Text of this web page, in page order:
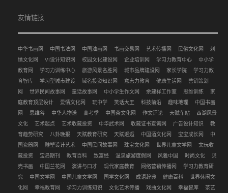
友情链接
中华书画网 中国书法网 中国油画网 书画交易网 艺术传播网 民俗文化网
刺
绣文化网
VI设计知识网 校园文化建设网 企业培训网 学习力教育中心
中小学
教育网
学习力训练中心 旅游风景名胜网 城市品牌建设网 家长学院
学习力教
育智库
学习型城市建设 域名投资知识网 意志力教育 健康生活网
营销策划
网
世界民间故事网 童话故事网 中小学生作文网 余建祥工作室 思维训练
家
庭教育顶层设计
爱情文化网 玩中学 笑话大王 科技前沿 趣味地理
中国书画
网
思维谷 中华人物谱 高考季 中国茶文化网 作文评论 天赋车站
西湖风景
文化
艺术起点 艺术收藏投资 中华武术网 收藏证书查询网 广告设计知识
教
育趋势研究
八卦晚报 天赋教育研究 天赋邂逅 中国酒文化网 宝宝成长网
中
国瓷器网
雕塑设计艺术 中国民间故事网 珠宝文化网 世界儿童文学网
文玩收
藏投资
宝岛期刊 教育百科 致富经 温泉旅游度假网 风雅中国 时尚文化
贝
壳书画
中国兰花网 演讲与口才 现代家庭教育 网络营销传播网
学习力教育研
究
中国文学网 中国儿童文学网 国学文化网 成语辞典 健康百科
世界休闲文
化网
幸福教育网 学习力训练知识 文化艺术传播 戏曲文化网 幸福智库 茶艺